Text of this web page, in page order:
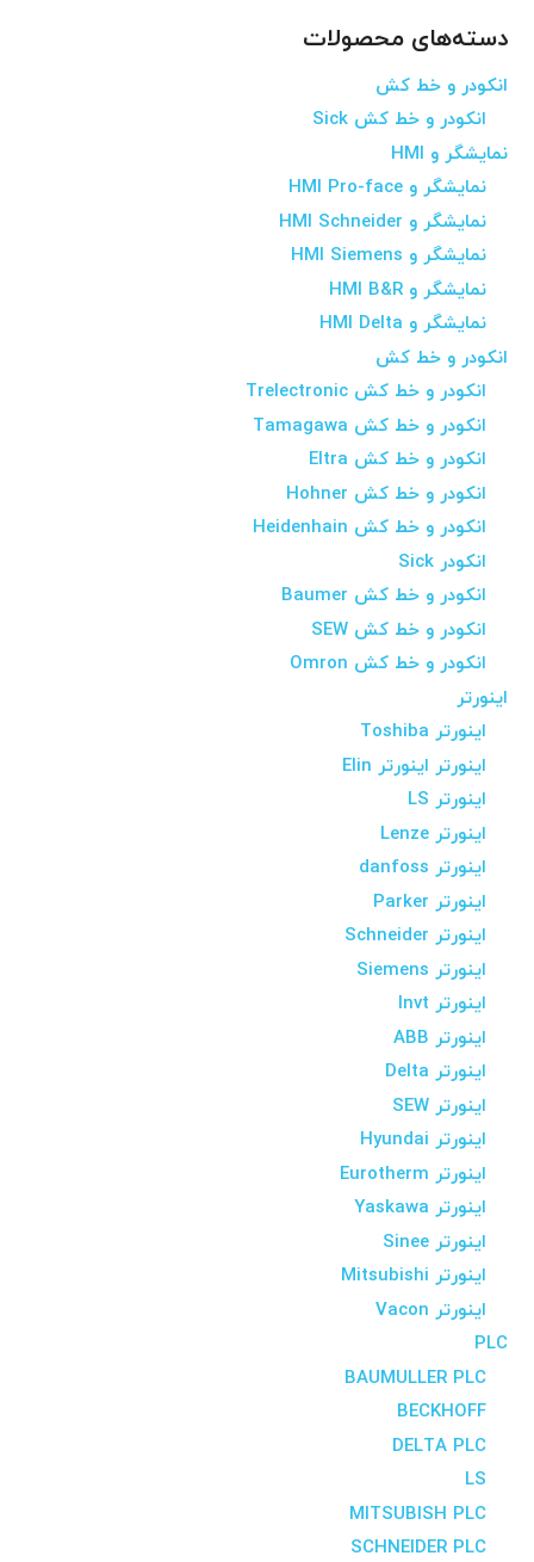
دسته‌های محصولات
انکودر و خط کش
انکودر و خط کش Sick
نمایشگر و HMI
نمایشگر و HMI Pro-face
نمایشگر و HMI Schneider
نمایشگر و HMI Siemens
نمایشگر و HMI B&R
نمایشگر و HMI Delta
انکودر و خط کش
انکودر و خط کش Trelectronic
انکودر و خط کش Tamagawa
انکودر و خط کش Eltra
انکودر و خط کش Hohner
انکودر و خط کش Heidenhain
انکودر Sick
انکودر و خط کش Baumer
انکودر و خط کش SEW
انکودر و خط کش Omron
اینورتر
اینورتر Toshiba
اینورتر اینورتر Elin
اینورتر LS
اینورتر Lenze
اینورتر danfoss
اینورتر Parker
اینورتر Schneider
اینورتر Siemens
اینورتر Invt
اینورتر ABB
اینورتر Delta
اینورتر SEW
اینورتر Hyundai
اینورتر Eurotherm
اینورتر Yaskawa
اینورتر Sinee
اینورتر Mitsubishi
اینورتر Vacon
PLC
BAUMULLER PLC
BECKHOFF
DELTA PLC
LS
MITSUBISH PLC
SCHNEIDER PLC